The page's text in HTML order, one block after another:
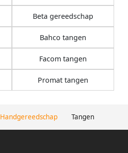
Handgereedschap Tangen
Beta gereedschap
Bahco tangen
Facom tangen
Promat tangen